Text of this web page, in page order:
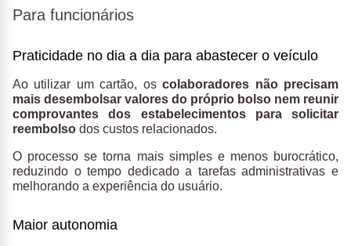
Para funcionários
Praticidade no dia a dia para abastecer o veículo
Ao utilizar um cartão, oscolaboradores não precisam
mais desembolsar valores do próprio bolso nem reunir
comprovantes dos estabelecimentos para solicitar
reembolso dos custos relacionados.
O processo se torna mais simples e menos burocrático,
reduzindo o tempo dedicado a tarefas administrativas e
melhorando a experiência do usuário.
Maior autonomia